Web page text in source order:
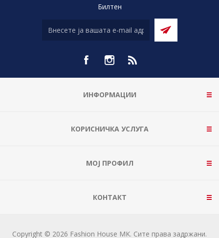
Билтен
ИНФОРМАЦИИ
КОРИСНИЧКА УСЛУГА
МОЈ ПРОФИЛ
КОНТАКТ
Copyright © 2026 Fashion House MK. Сите права задржани.